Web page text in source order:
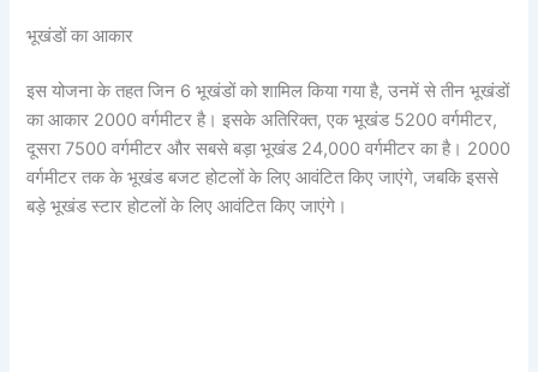
भूखंडों का आकार
इस योजना के तहत जिन 6 भूखंडों को शामिल किया गया है, उनमें से तीन भूखंडों
का आकार 2000 वर्गमीटर है। इसके अतिरिक्त, एक भूखंड 5200 वर्गमीटर,
दूसरा 7500 वर्गमीटर और सबसे बड़ा भूखंड 24,000 वर्गमीटर का है। 2000
वर्गमीटर तक के भूखंड बजट होटलों के लिए आवंटित किए जाएंगे, जबकि इससे
बड़े भूखंड स्टार होटलों के लिए आवंटित किए जाएंगे।